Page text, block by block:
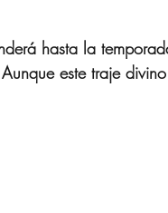
hasta la
este traje